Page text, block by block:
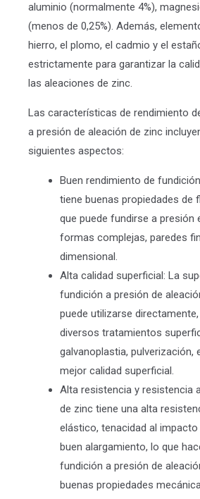
aluminio (normalmente 4%),
(menos de 0,25%). Además,
hierro, el plomo, el cadmio y el
estrictamente para garantizar la
las aleaciones de zinc.
Las características de rendimiento
a presión de aleación de zinc
siguientes aspectos:
Buen rendimiento de
tiene buenas propiedades de
que puede fundirse a presión
formas complejas, paredes
dimensional.
Alta calidad superficial: La
fundición a presión de
puede utilizarse
diversos tratamientos
galvanoplastia, pulverización,
mejor calidad superficial.
Alta resistencia y resistencia
de zinc tiene una alta
elástico, tenacidad al
buen alargamiento, lo que
fundición a presión de
buenas propiedades